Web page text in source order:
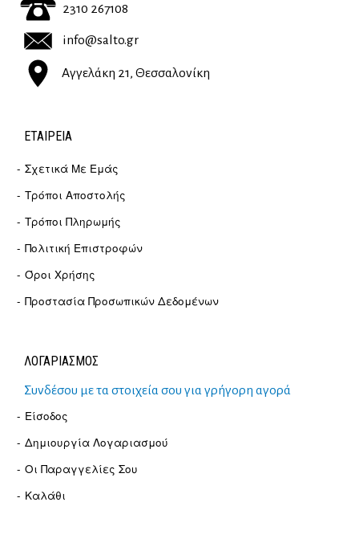
2310 267108
info@salto.gr
Αγγελάκη 21, Θεσσαλονίκη
ΕΤΑΙΡΕΊΑ
Σχετικά Με Εμάς
Τρόποι Αποστολής
Τρόποι Πληρωμής
Πολιτική Επιστροφών
Όροι Χρήσης
Προστασία Προσωπικών Δεδομένων
ΛΟΓΑΡΙΑΣΜΟΣ
Συνδέσου με τα στοιχεία σου για γρήγορη αγορά
Είσοδος
Δημιουργία Λογαριασμού
Οι Παραγγελίες Σου
Καλάθι